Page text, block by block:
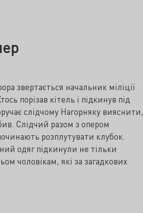
звертається начальник міліції
порізав кітель і підкинув під
слідчому Нагорняку вияснити,
Слідчий разом з опером
розплутувати клубок.
одяг підкинули не тільки
чоловікам, які за загадкових